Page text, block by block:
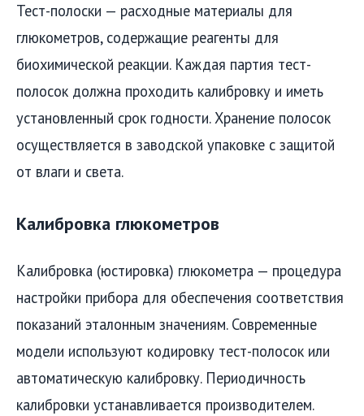
Тест-полоски — расходные материалы для
глюкометров, содержащие реагенты для
биохимической реакции. Каждая партия тест-
полосок должна проходить калибровку и иметь
установленный срок годности. Хранение полосок
осуществляется в заводской упаковке с защитой
от влаги и света.
Калибровка глюкометров
Калибровка (юстировка) глюкометра — процедура
настройки прибора для обеспечения соответствия
показаний эталонным значениям. Современные
модели используют кодировку тест-полосок или
автоматическую калибровку. Периодичность
калибровки устанавливается производителем.